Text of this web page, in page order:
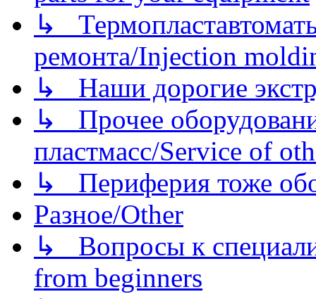
↳
ремонта/Injection
↳ Наши дорогие
↳ Прочее
пластмасс/Service of
↳ Периферия тоже
Разное/Other
↳ Вопросы к
from beginners